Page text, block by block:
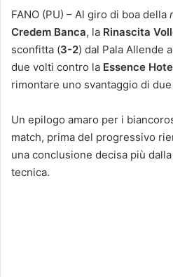
FANO (PU) – Al giro di boa della
Credem Banca, la Rinascita
sconfitta (3-2) dal Pala Allende
due volti contro la Essence
rimontare uno svantaggio di
Un epilogo amaro per i
match, prima del progressivo
una conclusione decisa più
tecnica.